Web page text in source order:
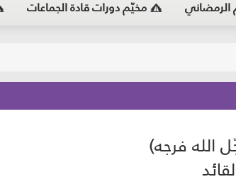
الرمضاني مخيّم دورات قادة الجماعات
الله فرجه)